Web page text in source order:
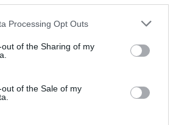
Processing Opt Outs
of the Sharing of my
of the Sale of my
rea di aver subappaltato parte
dell’impianto a una ditta
chiesto una parte dei circa 850
agli operai specializzati in